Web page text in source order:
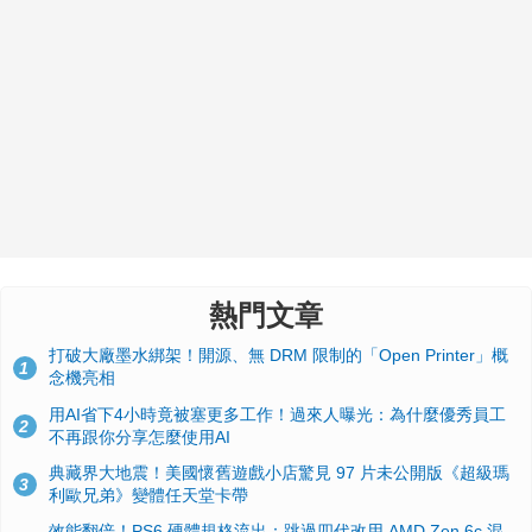
熱門文章
1
打破大廠墨水綁架！開源、無 DRM 限制的「Open Printer」概
念機亮相
2
用AI省下4小時竟被塞更多工作！過來人曝光：為什麼優秀員工
不再跟你分享怎麼使用AI
3
典藏界大地震！美國懷舊遊戲小店驚見 97 片未公開版《超級瑪
利歐兄弟》變體任天堂卡帶